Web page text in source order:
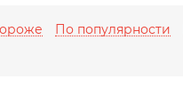
По популярности